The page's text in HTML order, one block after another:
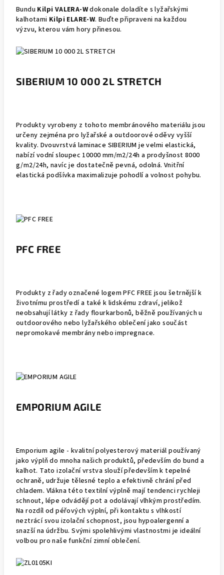
Bundu Kilpi VALERA-Wdokonale doladíte s lyžařskými
kalhotami Kilpi ELARE-W. Buďte připraveni na každou
výzvu, kterou vám hory přinesou.
SIBERIUM 10 000 2L STRETCH
Produkty vyrobeny z tohoto membránového materiálu jsou
určeny zejména pro lyžařské a outdoorové oděvy vyšší
kvality. Dvouvrstvá laminace SIBERIUM je velmi elastická,
nabízí vodní sloupec 10000 mm/m2/24h a prodyšnost 8000
g/m2/24h, navíc je dostatečně pevná, odolná. Vnitřní
elastická podšívka maximalizuje pohodlí a volnost pohybu.
PFC FREE
Produkty z řady označené logem PFC FREE jsou šetrnější k
životnímu prostředí a také k lidskému zdraví, jelikož
neobsahují látky z řady flourkarbonů, běžně používaných u
outdoorového nebo lyžařského oblečení jako součást
nepromokavé membrány nebo impregnace.
EMPORIUM AGILE
Emporium agile - kvalitní polyesterový materiál používaný
jako výplň do mnoha našich produktů, především do bund a
kalhot. Tato izolační vrstva slouží především k tepelné
ochraně, udržuje tělesné teplo a efektivně chrání před
chladem. Vlákna této textilní výplně mají tendenci rychleji
schnout, lépe odvádějí pot a odolávají vlhkým prostředím.
Na rozdíl od péřových výplní, při kontaktu s vlhkostí
neztrácí svou izolační schopnost, jsou hypoalergenní a
snazší na údržbu. Svými spolehlivými vlastnostmi je ideální
volbou pro naše funkční zimní oblečení.